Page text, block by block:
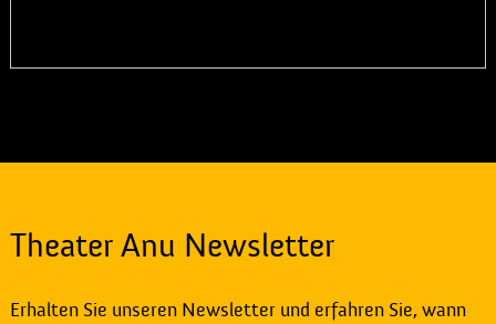
Theater Anu Newsletter
Erhalten Sie unseren Newsletter und erfahren Sie, wann